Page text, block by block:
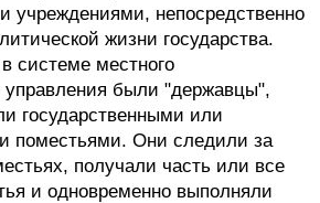
учреждениями, непосредственно
жизни государства.
системе местного
управления были "державцы",
государственными или
поместьями. Они следили за
получали часть или все
и одновременно выполняли